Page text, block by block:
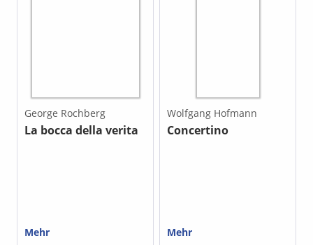
George Rochberg
La bocca della verita
Mehr
Wolfgang Hofmann
Concertino
Mehr